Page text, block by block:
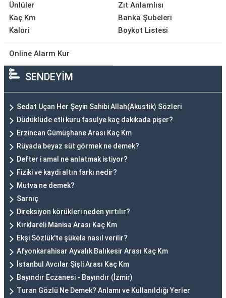
Ünlüler
Kaç Km
Kalori
Zıt Anlamlısı
Banka Şubeleri
Boykot Listesi
Online Alarm Kur
SENDEYİM
Sedat Uçan Her Şeyin Sahibi Allah(Akustik) Sözleri
Düdüklüde etli kuru fasulye kaç dakikada pişer?
Erzincan Gümüşhane Arası Kaç Km
Rüyada beyaz süt görmek ne demek?
Defter i amal ne anlatmak istiyor?
Fiziki ve kaydi altın farkı nedir?
Mutva ne demek?
Sarnıç
Direksiyon körükleri neden yırtılır?
Kırklareli Manisa Arası Kaç Km
Ekşi Sözlük'te şükela nasıl verilir?
Afyonkarahisar Ayvalık Balıkesir Arası Kaç Km
İstanbul Avcılar Şişli Arası Kaç Km
Bayındır Eczanesi - Bayındır (İzmir)
Turan Gözlü Ne Demek? Anlamı ve Kullanıldığı Yerler